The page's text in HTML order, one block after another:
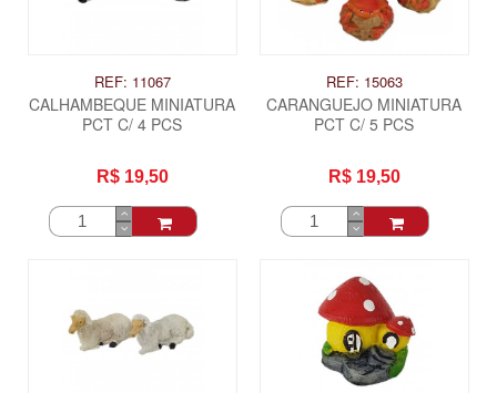
REF: 11067
CALHAMBEQUE MINIATURA
PCT C/ 4 PCS
R$ 19,50
REF: 15063
CARANGUEJO MINIATURA
PCT C/ 5 PCS
R$ 19,50